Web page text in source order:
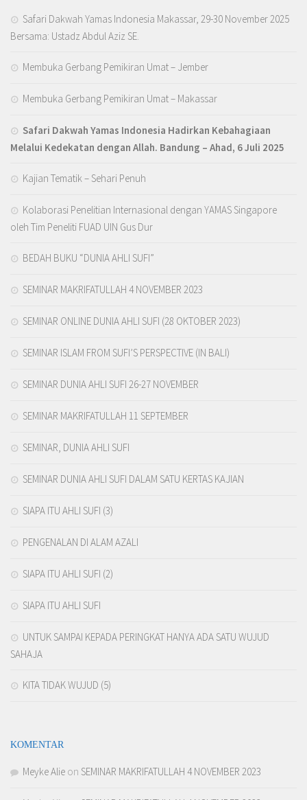
Safari Dakwah Yamas Indonesia Makassar, 29-30 November 2025
Bersama: Ustadz Abdul Aziz SE.
Membuka Gerbang Pemikiran Umat – Jember
Membuka Gerbang Pemikiran Umat – Makassar
Safari Dakwah Yamas Indonesia Hadirkan Kebahagiaan
Melalui Kedekatan dengan Allah. Bandung – Ahad, 6 Juli 2025
Kajian Tematik – Sehari Penuh
Kolaborasi Penelitian Internasional dengan YAMAS Singapore
oleh Tim Peneliti FUAD UIN Gus Dur
BEDAH BUKU “DUNIA AHLI SUFI”
SEMINAR MAKRIFATULLAH 4 NOVEMBER 2023
SEMINAR ONLINE DUNIA AHLI SUFI (28 OKTOBER 2023)
SEMINAR ISLAM FROM SUFI’S PERSPECTIVE (IN BALI)
SEMINAR DUNIA AHLI SUFI 26-27 NOVEMBER
SEMINAR MAKRIFATULLAH 11 SEPTEMBER
SEMINAR, DUNIA AHLI SUFI
SEMINAR DUNIA AHLI SUFI DALAM SATU KERTAS KAJIAN
SIAPA ITU AHLI SUFI (3)
PENGENALAN DI ALAM AZALI
SIAPA ITU AHLI SUFI (2)
SIAPA ITU AHLI SUFI
UNTUK SAMPAI KEPADA PERINGKAT HANYA ADA SATU WUJUD
SAHAJA
KITA TIDAK WUJUD (5)
KOMENTAR
Meyke Alie on SEMINAR MAKRIFATULLAH 4 NOVEMBER 2023